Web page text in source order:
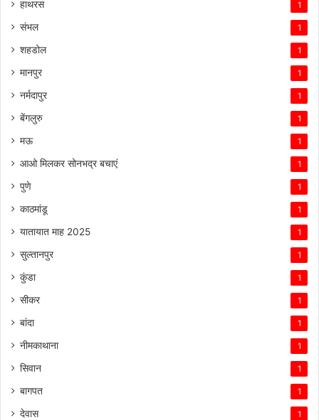
हाथरस 1
संभल 1
शहडोल 1
मानपुर 1
नर्मदापुर 1
बेंगलुरु 1
मऊ 1
आओ मिलकर सोनभद्र बचाएं 1
पुणे 1
काठमांडू 1
यातायात माह 2025 1
सुल्तानपुर 1
कुंडा 1
सीकर 1
बांदा 1
नीमकाथाना 1
सिवान 1
बागपत 1
देवास 1